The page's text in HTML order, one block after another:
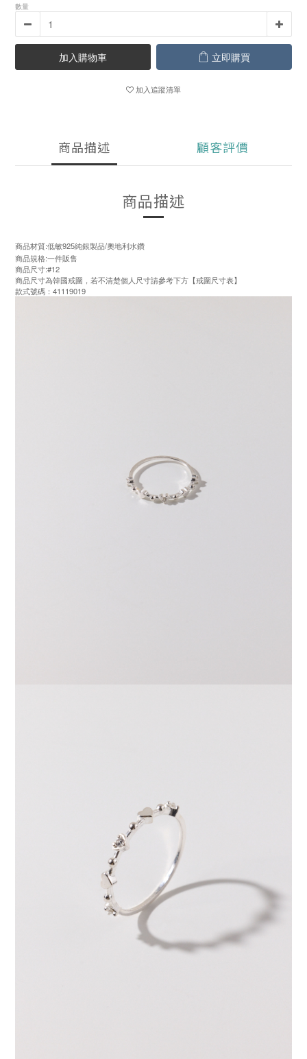
數量
加入購物車 立即購買
加入追蹤清單
商品描述 顧客評價
商品描述
商品材質:低敏925純銀製品/奧地利水鑽
商品規格:一件販售
商品尺寸:#12
商品尺寸為韓國戒圍，若不清楚個人尺寸請參考下方【戒圍尺寸表】
款式號碼：41119019